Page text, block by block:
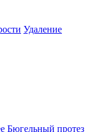
Удаление
Бюгельный протез